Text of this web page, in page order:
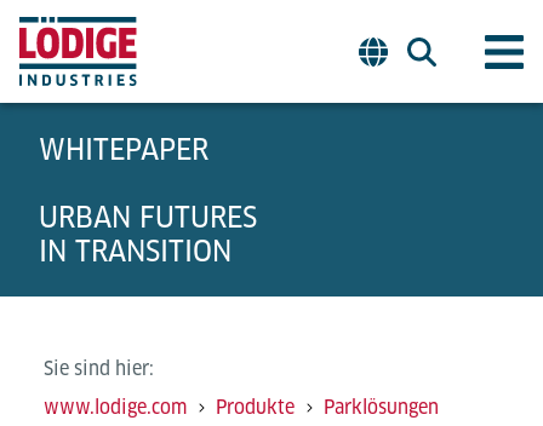
WHITEPAPER
URBAN FUTURES
IN TRANSITION
Sie sind hier:
www.lodige.com
Produkte Parklösungen